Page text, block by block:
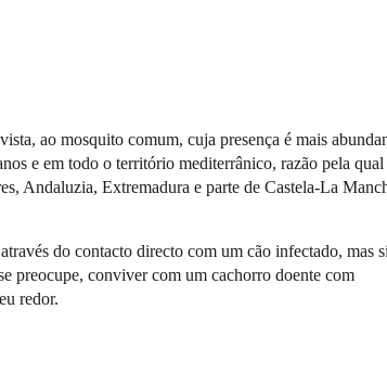
ao mosquito comum, cuja presença é mais
e em todo o território mediterrânico, razão pela qual
Andaluzia, Extremadura e parte de Castela-La
do contacto directo com um cão infectado, mas
preocupe, conviver com um cachorro doente com
redor.